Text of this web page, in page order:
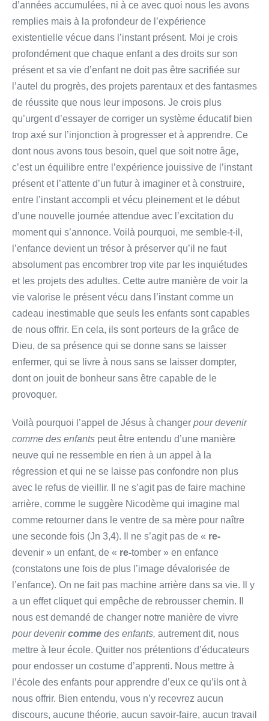
d’années accumulées, ni à ce avec quoi nous les avons
remplies mais à la profondeur de l’expérience
existentielle vécue dans l’instant présent. Moi je crois
profondément que chaque enfant a des droits sur son
présent et sa vie d’enfant ne doit pas être sacrifiée sur
l’autel du progrès, des projets parentaux et des fantasmes
de réussite que nous leur imposons. Je crois plus
qu’urgent d’essayer de corriger un système éducatif bien
trop axé sur l’injonction à progresser et à apprendre. Ce
dont nous avons tous besoin, quel que soit notre âge,
c’est un équilibre entre l’expérience jouissive de l’instant
présent et l’attente d’un futur à imaginer et à construire,
entre l’instant accompli et vécu pleinement et le début
d’une nouvelle journée attendue avec l’excitation du
moment qui s’annonce. Voilà pourquoi, me semble-t-il,
l’enfance devient un trésor à préserver qu’il ne faut
absolument pas encombrer trop vite par les inquiétudes
et les projets des adultes. Cette autre manière de voir la
vie valorise le présent vécu dans l’instant comme un
cadeau inestimable que seuls les enfants sont capables
de nous offrir. En cela, ils sont porteurs de la grâce de
Dieu, de sa présence qui se donne sans se laisser
enfermer, qui se livre à nous sans se laisser dompter,
dont on jouit de bonheur sans être capable de le
provoquer.
Voilà pourquoi l’appel de Jésus à changer pour devenir
comme des enfants peut être entendu d’une manière
neuve qui ne ressemble en rien à un appel à la
régression et qui ne se laisse pas confondre non plus
avec le refus de vieillir. Il ne s’agit pas de faire machine
arrière, comme le suggère Nicodème qui imagine mal
comme retourner dans le ventre de sa mère pour naître
une seconde fois (Jn 3,4). Il ne s’agit pas de « re-
devenir » un enfant, de « re-tomber » en enfance
(constatons une fois de plus l’image dévalorisée de
l’enfance). On ne fait pas machine arrière dans sa vie. Il y
a un effet cliquet qui empêche de rebrousser chemin. Il
nous est demandé de changer notre manière de vivre
pour devenir comme des enfants, autrement dit, nous
mettre à leur école. Quitter nos prétentions d’éducateurs
pour endosser un costume d’apprenti. Nous mettre à
l’école des enfants pour apprendre d’eux ce qu’ils ont à
nous offrir. Bien entendu, vous n’y recevrez aucun
discours, aucune théorie, aucun savoir-faire, aucun travail